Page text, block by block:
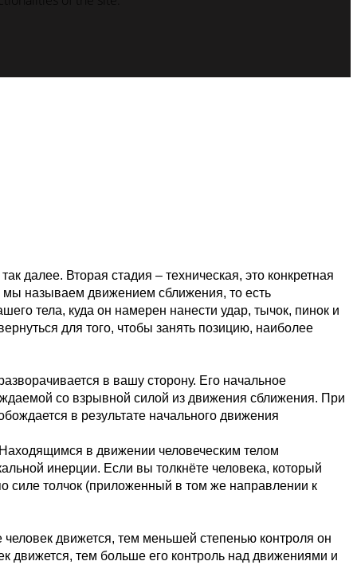
далее. Вторая стадия – техническая, это конкретная
мы называем движением сближения, то есть
тела, куда он намерен нанести удар, тычок, пинок и
для того, чтобы занять позицию, наиболее
в вашу сторону. Его начальное
со взрывной силой из движения сближения. При
в результате начального движения
в движении человеческим телом
инерции. Если вы толкнёте человека, который
силе толчок (приложенный в том же направлении к
движется, тем меньшей степенью контроля он
движется, тем больше его контроль над движениями и